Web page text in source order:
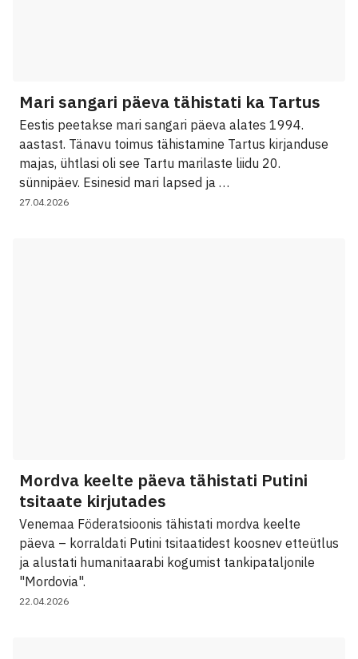
Mari sangari päeva tähistati ka Tartus
Eestis peetakse mari sangari päeva alates 1994.
aastast. Tänavu toimus tähistamine Tartus kirjanduse
majas, ühtlasi oli see Tartu marilaste liidu 20.
sünnipäev. Esinesid mari lapsed ja …
27.04.2026
Mordva keelte päeva tähistati Putini
tsitaate kirjutades
Venemaa Föderatsioonis tähistati mordva keelte
päeva – korraldati Putini tsitaatidest koosnev etteütlus
ja alustati humanitaarabi kogumist tankipataljonile
"Mordovia".
22.04.2026